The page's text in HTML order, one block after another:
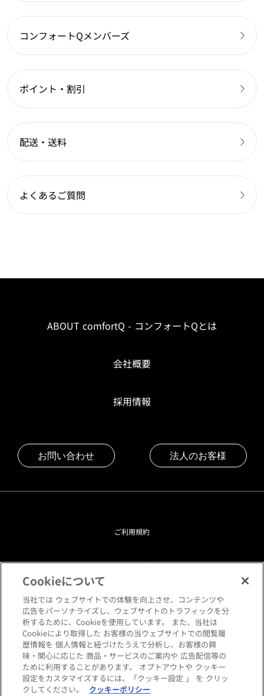
コンフォートQメンバーズ
ポイント・割引
配送・送料
よくあるご質問
ABOUT comfortQ - コンフォートQとは
会社概要
採用情報
お問い合わせ 法人のお客様
ご利用規約
プライバシーポリシー
クッキーポリシー
閲覧環境について
サイトマップ
Cookieについて
当社では ウェブサイトでの体験を向上させ、コンテンツや
広告をパーソナライズし、ウェブサイトのトラフィックを分
析するために、Cookieを使用しています。 また、当社は
Cookieにより取得した お客様の当ウェブサイトでの閲覧履
歴情報を 個人情報と紐づけたうえで分析し、お客様の興
味・関心に応じた 商品・サービスのご案内や 広告配信等の
ために利用することがあります。 オプトアウトや クッキー
設定をカスタマイズするには、「クッキー設定 」 を クリッ
クしてください。
クッキーポリシー